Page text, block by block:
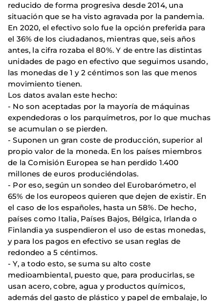
reducido de forma progresiva desde 2014, una
situación que se ha visto agravada por la pandemia.
En 2020, el efectivo solo fue la opción preferida para
el 36% de los ciudadanos, mientras que, seis años
antes, la cifra rozaba el 80%. Y de entre las distintas
unidades de pago en efectivo que seguimos usando,
las monedas de 1 y 2 céntimos son las que menos
movimiento tienen.
Los datos avalan este hecho:
- No son aceptadas por la mayoría de máquinas
expendedoras o los parquímetros, por lo que muchas
se acumulan o se pierden.
- Suponen un gran coste de producción, superior al
propio valor de la moneda. En los países miembros
de la Comisión Europea se han perdido 1.400
millones de euros produciéndolas.
- Por eso, según un sondeo del Eurobarómetro, el
65% de los europeos quieren que dejen de existir. En
el caso de los españoles, hasta un 58%. De hecho,
países como Italia, Países Bajos, Bélgica, Irlanda o
Finlandia ya suspendieron el uso de estas monedas,
y para los pagos en efectivo se usan reglas de
redondeo a 5 céntimos.
- Y, a todo esto, se suma su alto coste
medioambiental, puesto que, para producirlas, se
usan acero, cobre, agua y productos químicos,
además del gasto de plástico y papel de embalaje, lo